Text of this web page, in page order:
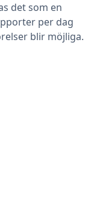
det som en
per dag
blir möjliga.